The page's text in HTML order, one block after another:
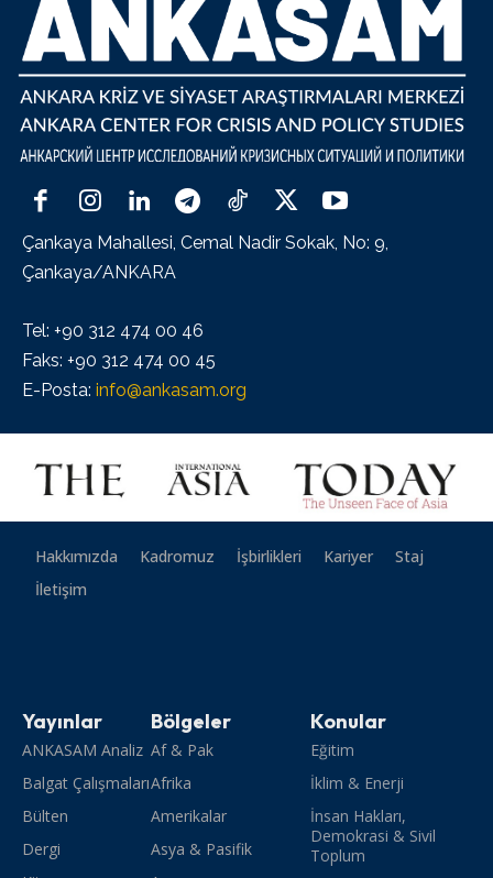
Çankaya Mahallesi, Cemal Nadir Sokak, No: 9,
Çankaya/ANKARA
Tel: +90 312 474 00 46
Faks: +90 312 474 00 45
E-Posta: info@ankasam.org
Hakkımızda Kadromuz İşbirlikleri Kariyer
Staj
İletişim
Yayınlar
ANKASAM Analiz
Balgat Çalışmaları
Bülten
Dergi
Bölgeler
Af & Pak
Afrika
Amerikalar
Asya & Pasifik
Konular
Eğitim
İklim & Enerji
İnsan Hakları,
Demokrasi & Sivil
Toplum